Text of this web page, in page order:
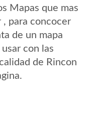
Mapas que mas
, para concocer
de un mapa
con las
de Rincon